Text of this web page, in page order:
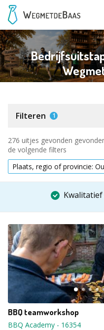
Filteren 1
276 uitjes gevonden
de volgende filters
Plaats, regio of provincie:
BBQ teamworkshop
BBQ Academy - 16354